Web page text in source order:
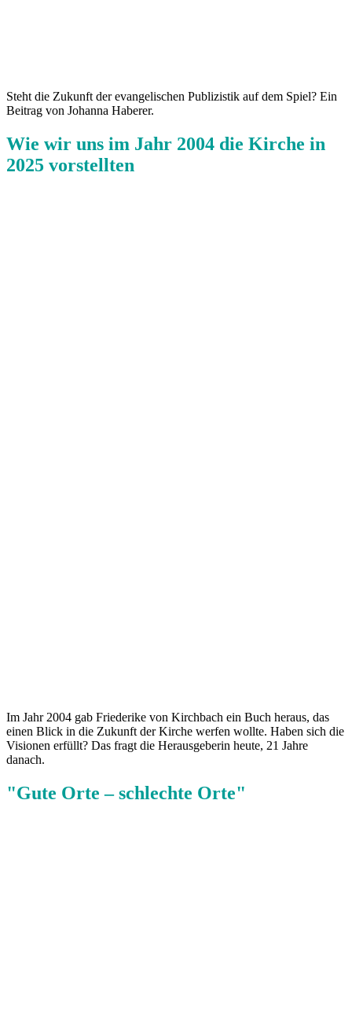
Steht die Zukunft der evangelischen Publizistik auf dem Spiel? Ein
Beitrag von Johanna Haberer.
Wie wir uns im Jahr 2004 die Kirche in
2025 vorstellten
Im Jahr 2004 gab Friederike von Kirchbach ein Buch heraus, das
einen Blick in die Zukunft der Kirche werfen wollte. Haben sich die
Visionen erfüllt? Das fragt die Herausgeberin heute, 21 Jahre
danach.
"Gute Orte – schlechte Orte"